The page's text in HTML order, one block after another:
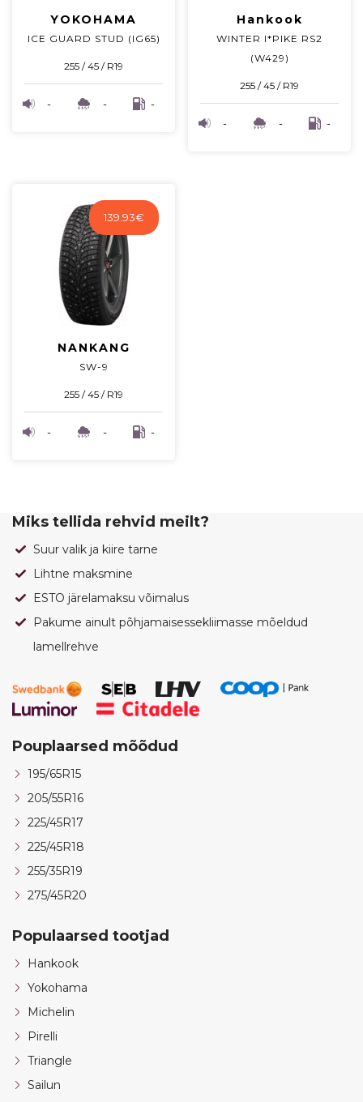
YOKOHAMA
ICE GUARD STUD (IG65)
255 / 45 / R19
- - -
Hankook
WINTER I*PIKE RS2
(W429)
255 / 45 / R19
- - -
139.93€
NANKANG
SW-9
255 / 45 / R19
- - -
Miks tellida rehvid meilt?
Suur valik ja kiire tarne
Lihtne maksmine
ESTO järelamaksu võimalus
Pakume ainult põhjamaisessekliimasse mõeldud
lamellrehve
Pouplaarsed mõõdud
195/65R15
205/55R16
225/45R17
225/45R18
255/35R19
275/45R20
Populaarsed tootjad
Hankook
Yokohama
Michelin
Pirelli
Triangle
Sailun